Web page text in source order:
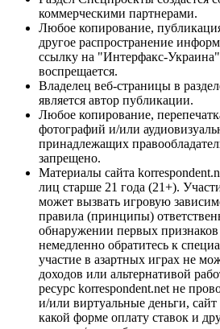
коммерческими партнерами.
Любое копирование,
другое распространение
ссылку на "Интерфакс-
воспрещается.
Владелец веб-страницы в
является автор публикации.
Любое копирование,
фотографий и/или
принадлежащих
запрещено.
Материалы сайта
лиц старше 21 года (21+).
может вызвать игровую
правила (принципы)
обнаружении первых признаков
немедленно обратитесь к
участие в азартных играх не
доходов или альтернативой
ресурс korrespondent.net не
и/или виртуальные деньги,
какой форме оплату ставок и